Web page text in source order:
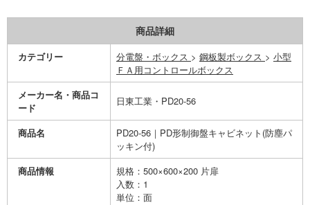
商品詳細
カテゴリー 分電盤・ボックス > 鋼板製ボックス > 小型
ＦＡ用コントロールボックス
メーカー名・商品コ
ード
日東工業・PD20-56
商品名
PD20-56｜PD形制御盤キャビネット(防塵パ
ッキン付)
商品情報
規格：500×600×200 片扉
入数：1
単位：面